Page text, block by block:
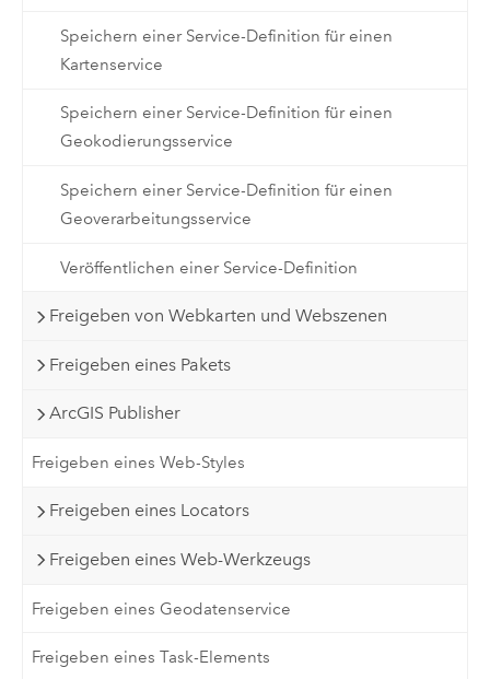
Speichern einer Service-Definition für einen
Kartenservice
Speichern einer Service-Definition für einen
Geokodierungsservice
Speichern einer Service-Definition für einen
Geoverarbeitungsservice
Veröffentlichen einer Service-Definition
Freigeben von Webkarten und Webszenen
Freigeben eines Pakets
ArcGIS Publisher
Freigeben eines Web-Styles
Freigeben eines Locators
Freigeben eines Web-Werkzeugs
Freigeben eines Geodatenservice
Freigeben eines Task-Elements